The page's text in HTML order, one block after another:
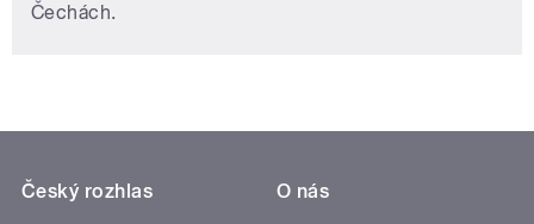
Čechách.
Český rozhlas
O nás